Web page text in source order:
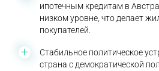
ипотечным кредитам в
низком уровне, что делает
покупателей.
Стабильное политическое
страна с демократической